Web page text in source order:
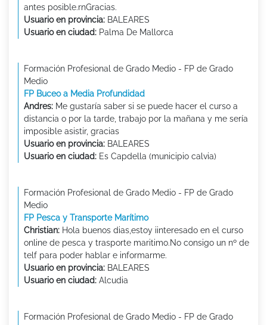
antes posible.rnGracias.
Usuario en provincia: BALEARES
Usuario en ciudad: Palma De Mallorca
Formación Profesional de Grado Medio - FP de Grado
Medio
FP Buceo a Media Profundidad
Andres: Me gustaría saber si se puede hacer el curso a
distancia o por la tarde, trabajo por la mañana y me sería
imposible asistir, gracias
Usuario en provincia: BALEARES
Usuario en ciudad: Es Capdella (municipio calvia)
Formación Profesional de Grado Medio - FP de Grado
Medio
FP Pesca y Transporte Marítimo
Christian: Hola buenos dias,estoy iinteresado en el curso
online de pesca y trasporte maritimo.No consigo un nº de
telf para poder hablar e informarme.
Usuario en provincia: BALEARES
Usuario en ciudad: Alcudia
Formación Profesional de Grado Medio - FP de Grado